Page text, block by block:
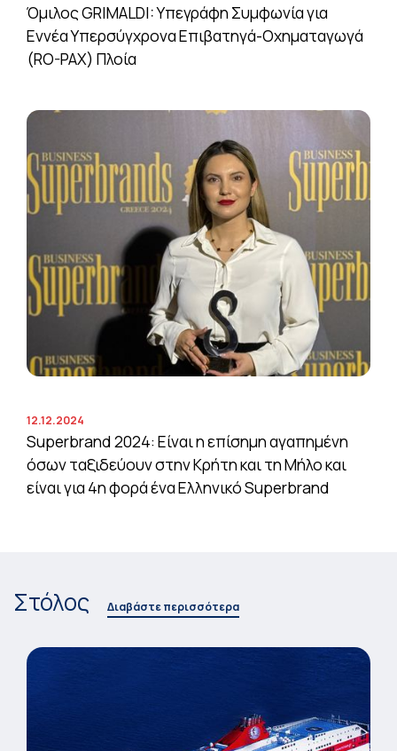
Όμιλος GRIMALDI: Υπεγράφη Συμφωνία για
Εννέα Υπερσύγχρονα Επιβατηγά-Οχηματαγωγά
(RO-PAX) Πλοία
12.12.2024
Superbrand 2024: Είναι η επίσημη αγαπημένη
όσων ταξιδεύουν στην Κρήτη και τη Μήλο και
είναι για 4η φορά ένα Ελληνικό Superbrand
Στόλος Διαβάστε περισσότερα